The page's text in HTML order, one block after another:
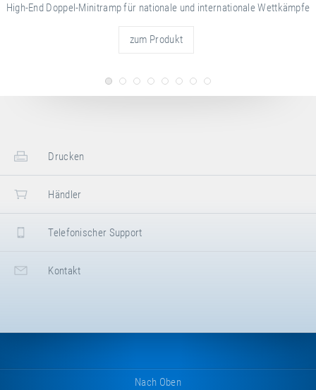
High-End Doppel-Minitramp für nationale und internationale Wettkämpfe
zum Produkt
Drucken
Händler
Telefonischer Support
Kontakt
Nach Oben